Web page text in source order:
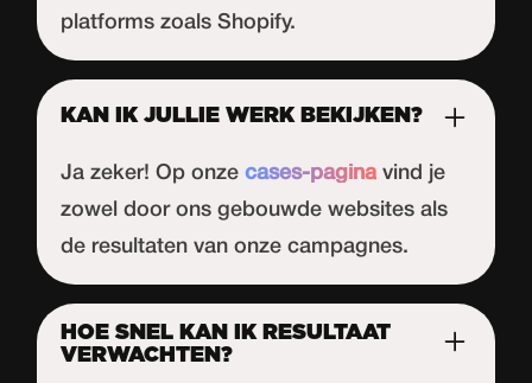
platforms zoals Shopify.
KAN IK JULLIE WERK BEKIJKEN?
Ja zeker! Op onzecases-pagina vind je
zowel door ons gebouwde websites als
de resultaten van onze campagnes.
HOE SNEL KAN IK RESULTAAT
VERWACHTEN?